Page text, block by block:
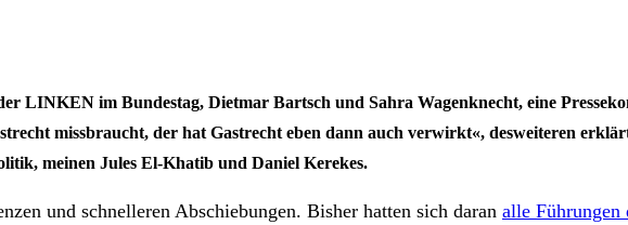
LINKEN im Bundestag, Dietmar Bartsch und Sahra Wagenknecht, eine
missbraucht, der hat Gastrecht eben dann auch verwirkt«, desweiteren
meinen Jules El-Khatib und Daniel Kerekes.
und schnelleren Abschiebungen. Bisher hatten sich daran alle Führungen